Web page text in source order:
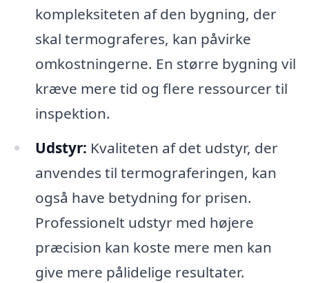
kompleksiteten af den bygning, der
skal termograferes, kan påvirke
omkostningerne. En større bygning vil
kræve mere tid og flere ressourcer til
inspektion.
Udstyr: Kvaliteten af det udstyr, der
anvendes til termograferingen, kan
også have betydning for prisen.
Professionelt udstyr med højere
præcision kan koste mere men kan
give mere pålidelige resultater.